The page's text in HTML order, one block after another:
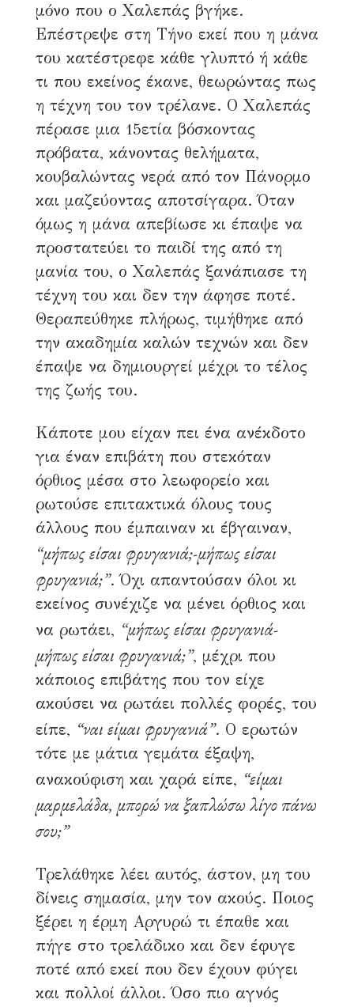
Στιγμιότυπα.
Ρώσικη σάλατα
21 Ιουνίου, 2025
4 λεπτά διάβασμα
400 αναγνώσεις
μόνο που ο Χαλεπάς βγήκε.
Επέστρεψε στη Τήνο εκεί που η μάνα
του κατέστρεφε κάθε γλυπτό ή κάθε
τι που εκείνος έκανε, θεωρώντας πως
η τέχνη του τον τρέλανε. Ο Χαλεπάς
πέρασε μια 15ετία βόσκοντας
πρόβατα, κάνοντας θελήματα,
κουβαλώντας νερά από τον Πάνορμο
και μαζεύοντας αποτσίγαρα. Όταν
όμως η μάνα απεβίωσε κι έπαψε να
προστατεύει το παιδί της από τη
μανία του, ο Χαλεπάς ξανάπιασε τη
τέχνη του και δεν την άφησε ποτέ.
Θεραπεύθηκε πλήρως, τιμήθηκε από
την ακαδημία καλών τεχνών και δεν
έπαψε να δημιουργεί μέχρι το τέλος
της ζωής του.
Κάποτε μου είχαν πει ένα ανέκδοτο
για έναν επιβάτη που στεκόταν
όρθιος μέσα στο λεωφορείο και
ρωτούσε επιτακτικά όλους τους
άλλους που έμπαιναν κι έβγαιναν,
“μήπως είσαι φρυγανιά;-μήπως είσαι
φρυγανιά;”. Όχι απαντούσαν όλοι κι
εκείνος συνέχιζε να μένει όρθιος και
να ρωτάει, “μήπως είσαι φρυγανιά-
μήπως είσαι φρυγανιά;”, μέχρι που
κάποιος επιβάτης που τον είχε
ακούσει να ρωτάει πολλές φορές, του
είπε, “ναι είμαι φρυγανιά”. Ο ερωτών
τότε με μάτια γεμάτα έξαψη,
ανακούφιση και χαρά είπε, “είμαι
μαρμελάδα, μπορώ να ξαπλώσω λίγο πάνω
σου;”
Τρελάθηκε λέει αυτός, άστον, μη του
δίνεις σημασία, μην τον ακούς. Ποιος
ξέρει η έρμη Αργυρώ τι έπαθε και
πήγε στο τρελάδικο και δεν έφυγε
ποτέ από εκεί που δεν έχουν φύγει
και πολλοί άλλοι. Όσο πιο αγνός